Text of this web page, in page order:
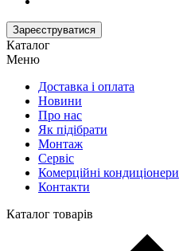
Зареєструватися
Каталог
Меню
Доставка і оплата
Новини
Про нас
Як підібрати
Монтаж
Сервіс
Комерційні кондиціонери
Контакти
Каталог товарів